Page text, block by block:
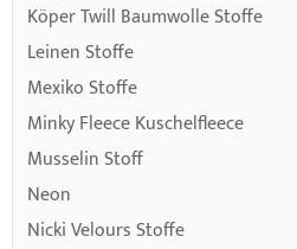
Köper Twill Baumwolle Stoffe
Leinen Stoffe
Mexiko Stoffe
Minky Fleece Kuschelfleece
Musselin Stoff
Neon
Nicki Velours Stoffe